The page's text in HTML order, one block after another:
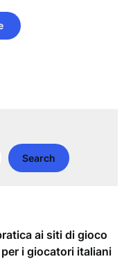
Search
ai siti di gioco
i giocatori italiani